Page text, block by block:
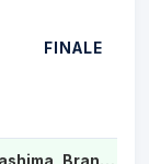
FINALE
Nakashima, Brandon